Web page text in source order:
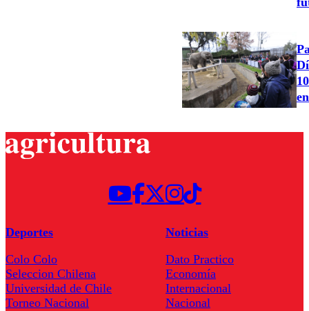
Deportes
Colo Colo
Seleccion Chilena
Universidad de Chile
Torneo Nacional
Noticias
Dato Practico
Economía
Internacional
Nacional